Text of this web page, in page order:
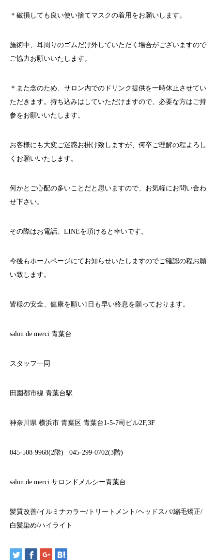
＊破損しても良い使い捨てマスクの着用をお願いします。
施術中、耳周りのゴムだけ外していただく場合がございますので
ご協力お願いいたします。
＊また念のため、サロン内でのドリンク提供を一時休止させてい
ただきます。持ち込みはしていただけますので、必要な方はご持
参をお願いいたします。
お客様にも大変ご迷惑お掛け致しますが、何卒ご理解の程よろし
くお願いいたします。
何かとご心配の多いことだと思いますので、お気軽にお問い合わ
せ下さい。
その際はお電話、 LINEを頂けると幸いです。
今後もホームページにてお知らせいたしますのでご確認の程お願
い致します。
皆様の安全、健康を願い1 日も早い終息を願っております。
salon de merci 青葉台
スタッフ一同
田園都市線 青葉台駅
神奈川県 横浜市 青葉区 青葉台1-5-7司ビル2F,3F
045-508-9968(2 階) 045-299-0702(3階)
salon de merci サロンドメルシー青葉台
髪質改善/イルミナカラー/ トリートメント /ヘッドスパ/縮毛矯正/
白髪染め/ハイライト